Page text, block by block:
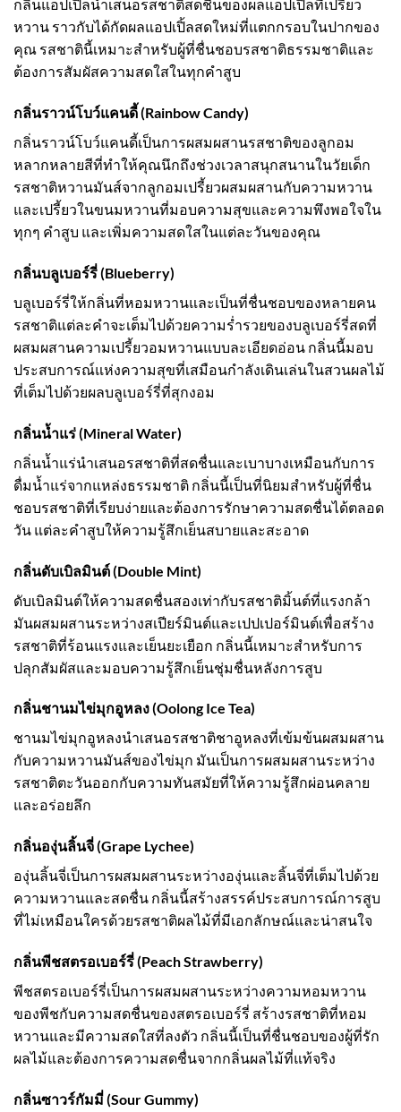
กลิ่นแอปเปิ้ลนำเสนอรสชาติสดชื่นของผลแอปเปิ้ลที่เปรี้ยว
หวาน ราวกับได้กัดผลแอปเปิ้ลสดใหม่ที่แตกกรอบในปากของ
คุณ รสชาตินี้เหมาะสำหรับผู้ที่ชื่นชอบรสชาติธรรมชาติและ
ต้องการสัมผัสความสดใสในทุกคำสูบ
กลิ่นราวน์โบว์แคนดี้ (Rainbow Candy)
กลิ่นราวน์โบว์แคนดี้เป็นการผสมผสานรสชาติของลูกอม
หลากหลายสีที่ทำให้คุณนึกถึงช่วงเวลาสนุกสนานในวัยเด็ก
รสชาติหวานมันส์จากลูกอมเปรี้ยวผสมผสานกับความหวาน
และเปรี้ยวในขนมหวานที่มอบความสุขและความพึงพอใจใน
ทุกๆ คำสูบ และเพิ่มความสดใสในแต่ละวันของคุณ
กลิ่นบลูเบอร์รี่ (Blueberry)
บลูเบอร์รี่ให้กลิ่นที่หอมหวานและเป็นที่ชื่นชอบของหลายคน
รสชาติแต่ละคำจะเต็มไปด้วยความร่ำรวยของบลูเบอร์รี่สดที่
ผสมผสานความเปรี้ยวอมหวานแบบละเอียดอ่อน กลิ่นนี้มอบ
ประสบการณ์แห่งความสุขที่เสมือนกำลังเดินเล่นในสวนผลไม้
ที่เต็มไปด้วยผลบลูเบอร์รี่ที่สุกงอม
กลิ่นน้ำแร่ (Mineral Water)
กลิ่นน้ำแร่นำเสนอรสชาติที่สดชื่นและเบาบางเหมือนกับการ
ดื่มน้ำแร่จากแหล่งธรรมชาติ กลิ่นนี้เป็นที่นิยมสำหรับผู้ที่ชื่น
ชอบรสชาติที่เรียบง่ายและต้องการรักษาความสดชื่นได้ตลอด
วัน แต่ละคำสูบให้ความรู้สึกเย็นสบายและสะอาด
กลิ่นดับเบิลมินต์ (Double Mint)
ดับเบิลมินต์ให้ความสดชื่นสองเท่ากับรสชาติมิ้นต์ที่แรงกล้า
มันผสมผสานระหว่างสเปียร์มินต์และเปปเปอร์มินต์เพื่อสร้าง
รสชาติที่ร้อนแรงและเย็นยะเยือก กลิ่นนี้เหมาะสำหรับการ
ปลุกสัมผัสและมอบความรู้สึกเย็นชุ่มชื่นหลังการสูบ
กลิ่นชานมไข่มุกอูหลง (Oolong Ice Tea)
ชานมไข่มุกอูหลงนำเสนอรสชาติชาอูหลงที่เข้มข้นผสมผสาน
กับความหวานมันส์ของไข่มุก มันเป็นการผสมผสานระหว่าง
รสชาติตะวันออกกับความทันสมัยที่ให้ความรู้สึกผ่อนคลาย
และอร่อยลึก
กลิ่นองุ่นลิ้นจี่ (Grape Lychee)
องุ่นลิ้นจี่เป็นการผสมผสานระหว่างองุ่นและลิ้นจี่ที่เต็มไปด้วย
ความหวานและสดชื่น กลิ่นนี้สร้างสรรค์ประสบการณ์การสูบ
ที่ไม่เหมือนใครด้วยรสชาติผลไม้ที่มีเอกลักษณ์และน่าสนใจ
กลิ่นพีชสตรอเบอร์รี่ (Peach Strawberry)
พีชสตรอเบอร์รี่เป็นการผสมผสานระหว่างความหอมหวาน
ของพีชกับความสดชื่นของสตรอเบอร์รี่ สร้างรสชาติที่หอม
หวานและมีความสดใสที่ลงตัว กลิ่นนี้เป็นที่ชื่นชอบของผู้ที่รัก
ผลไม้และต้องการความสดชื่นจากกลิ่นผลไม้ที่แท้จริง
กลิ่นซาวร์กัมมี่ (Sour Gummy)